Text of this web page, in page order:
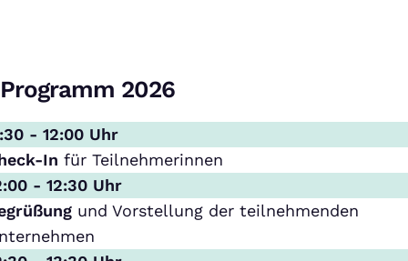
Programm 2026
- 12:00 Uhr
In für Teilnehmerinnen
- 12:30 Uhr
und Vorstellung der teilnehmenden